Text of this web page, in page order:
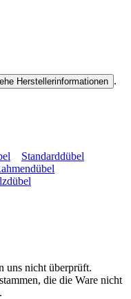
Herstellerinformationen .
Standarddübel
uns nicht überprüft.
die die Ware nicht